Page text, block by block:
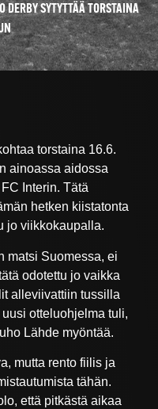
SYTYTTÄÄ TORSTAINA
torstaina 16.6.
ainoassa aidossa
Interin. Tätä
hetken kiistatonta
jo viikkokaupalla.
matsi Suomessa, ei
odotettu jo vaikka
alleviivattiin tussilla
otteluohjelma tuli,
Lähde myöntää.
mutta rento fiilis ja
tähän.
että pitkästä aikaa